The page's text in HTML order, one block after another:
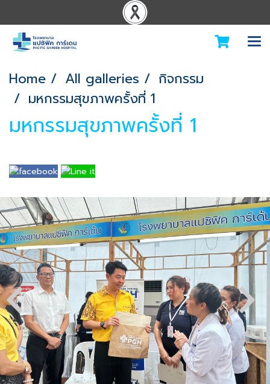
Home All galleries
กิจกรรม
มหกรรมสุขภาพครั้งที่ 1
มหกรรมสุขภาพครั้งที่ 1